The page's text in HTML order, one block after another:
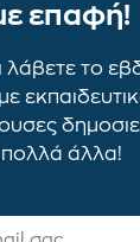
επαφή!
λάβετε το
πολλά άλλα!